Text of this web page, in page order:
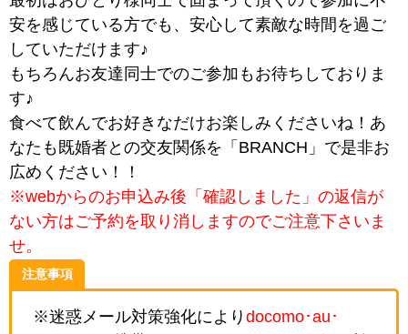
安を感じている方でも、安心して素敵な時間を過ご
していただけます♪
もちろんお友達同士でのご参加もお待ちしておりま
す♪
食べて飲んでお好きなだけお楽しみくださいね！あ
なたも既婚者との交友関係を「BRANCH」で是非お
広めください！！
※webからのお申込み後「確認しました」の返信が
ない方はご予約を取り消しますのでご注意下さいま
せ。
注意事項
※迷惑メール対策強化により docomo･au･